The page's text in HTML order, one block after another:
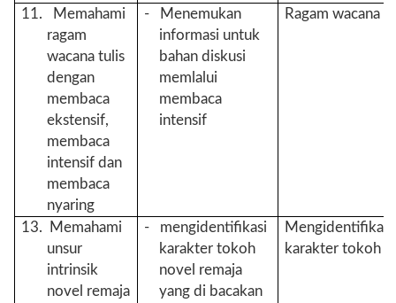
11. Memahami
ragam
wacana tulis
dengan
membaca
ekstensif,
membaca
intensif dan
membaca
nyaring
- Menemukan
informasi untuk
bahan diskusi
memlalui
membaca
intensif
Ragam wacana
13. Memahami
unsur
intrinsik
novel remaja
- mengidentifikasi
karakter tokoh
novel remaja
yang di bacakan
karakter tokoh